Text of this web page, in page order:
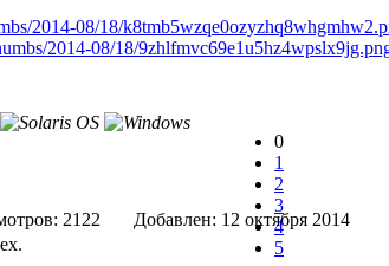
0
1
2
3
4
5
2122
Добавлен: 12 октября 2014